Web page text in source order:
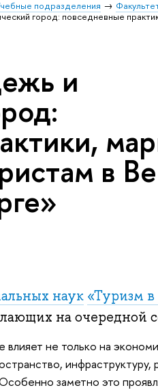
подразделения
город: повседневные
и
в
наук «Туризм в
на очередной
не только на
инфраструктуру,
заметно это